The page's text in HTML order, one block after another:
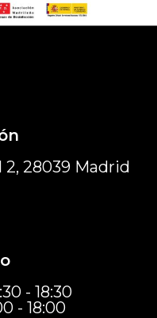
2, 28039 Madrid
- 18:30
- 18:00